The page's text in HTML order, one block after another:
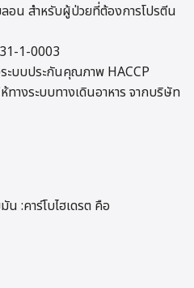
อน สำหรับผู้ป่วยที่ต้องการโปรตีน
1-0003
ะบบประกันคุณภาพ HACCP
างระบบทางเดินอาหาร จากบริษัท
น :คาร์โบไฮเดรต คือ